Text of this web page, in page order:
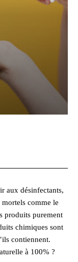
aux désinfectants,
comme le
produits purement
chimiques sont
contiennent.
à 100% ?